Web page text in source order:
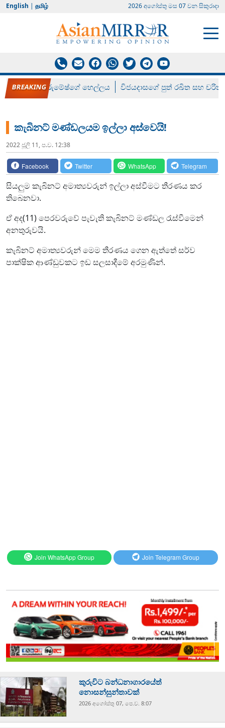
English | தமிழ் 2026 අගෝස්‍තු මස 07 වන සිකුරාදා
රන් ගෙනා රුමේෂ්ගේ හෙල්ලය විජයදාසගේ පුත් රඛිත සහ චරිත්
කැබිනට් මණ්ඩලයම ඉල්ලා අස්වෙයි!
2022 ජූලි 11, ප.ව. 12:38
Facebook Twitter WhatsApp Telegram
සියලුම කැබිනට් අමාත්‍යවරුන් ඉල්ලා අස්වීමට තීරණය කර
තිබෙනවා.
ඒ අද(11) පෙරවරුවේ පැවැති කැබිනට් මණ්ඩල රැස්වීමෙන්
අනතුරුවයි.
කැබිනට් අමාත්‍යවරුන් මෙම තීරණය ගෙන ඇත්තේ සර්ව
පාක්ෂික ආණ්ඩුවකට ඉඩ සලසාදීමේ අරමුණින්.
Join WhatsApp Group Join Telegram Group
කුරුවිට බන්ධනාගාරයේත්
නොසන්සුන්තාවක්
2026 අගෝස්‍තු 07, පෙ.ව. 8:07